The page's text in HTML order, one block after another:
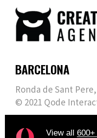
View all 600+
BARCELONA
Ronda de Sant
© 2021 Qode